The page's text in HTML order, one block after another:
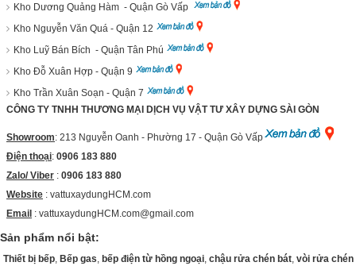
Kho Dương Quảng Hàm - Quận Gò Vấp
Kho Nguyễn Văn Quá - Quận 12
Kho Luỹ Bán Bích - Quận Tân Phú
Kho Đỗ Xuân Hợp - Quận 9
Kho Trần Xuân Soạn - Quận 7
CÔNG TY TNHH THƯƠNG MẠI DỊCH VỤ VẬT TƯ XÂY DỰNG SÀI GÒN
Showroom: 213 Nguyễn Oanh - Phường 17 - Quận Gò Vấp
Điện thoại: 0906 183 880
Zalo/ Viber : 0906 183 880
Website : vattuxaydungHCM.com
Email : vattuxaydungHCM.com@gmail.com
Sản phẩm nổi bật:
Thiết bị bếp, Bếp gas bếp điện từ hồng ngoại, chậu rửa chén bát, vòi rửa chén